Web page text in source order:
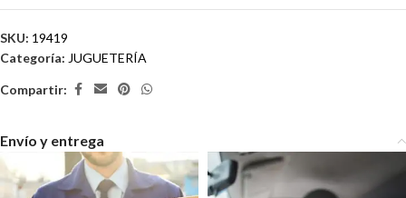
SKU: 19419
Categoría: JUGUETERÍA
Compartir:
Envío y entrega